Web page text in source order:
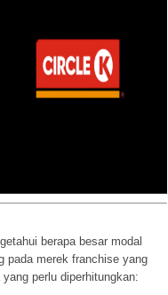
berapa besar modal
pada merek franchise yang
perlu diperhitungkan: